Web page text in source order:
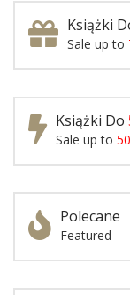
Książki
Sale up to
Książki Do
Sale up to
Polecane
Featured